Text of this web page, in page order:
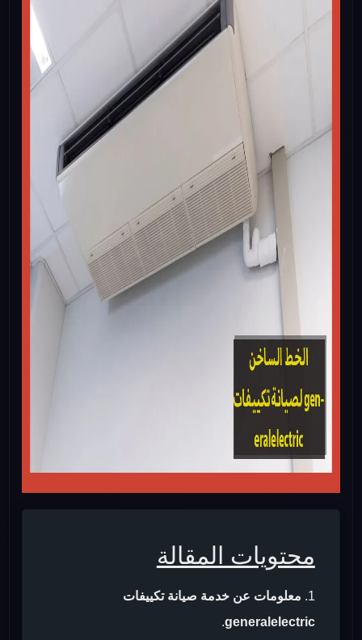
محتويات المقالة
معلومات عن خدمة صيانة تكييفات
generalelectric
.